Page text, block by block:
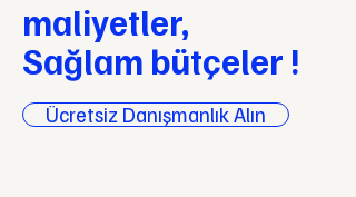
maliyetler,
Sağlam bütçeler !
Ücretsiz Danışmanlık Alın